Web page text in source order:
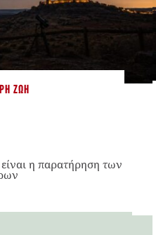
ΖΩΉ
η παρατήρηση των